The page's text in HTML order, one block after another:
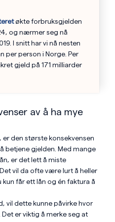
økte forbruksgjelden
og nærmer seg nå
I snitt har vi nå nesten
per person i Norge. Per
gjeld på 171 milliarder
av å ha mye
er den største konsekvensen
betjene gjelden. Med mange
er det lett å miste
vil da ofte være lurt å heller
får ett lån og én faktura å
vil dette kunne påvirke hvor
er viktig å merke seg at